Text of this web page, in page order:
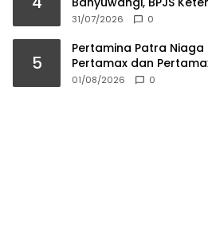
Ahli Waris Jadi
31/07/2026 0
5
Pertamina Patra
Pertamax dan
2026
01/08/2026 0